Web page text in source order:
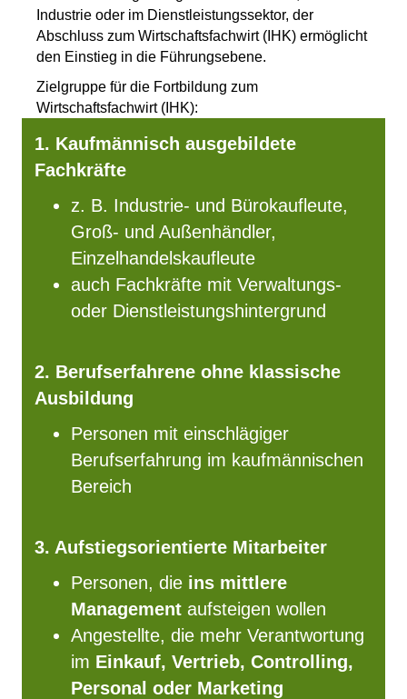
Industrie oder im Dienstleistungssektor, der
Abschluss zum Wirtschaftsfachwirt (IHK) ermöglicht
den Einstieg in die Führungsebene.
Zielgruppe für die Fortbildung zum
Wirtschaftsfachwirt (IHK):
1. Kaufmännisch ausgebildete
Fachkräfte
z. B. Industrie- und Bürokaufleute,
Groß- und Außenhändler,
Einzelhandelskaufleute
auch Fachkräfte mit Verwaltungs-
oder Dienstleistungshintergrund
2. Berufserfahrene ohne klassische
Ausbildung
Personen mit einschlägiger
Berufserfahrung im kaufmännischen
Bereich
3. Aufstiegsorientierte Mitarbeiter
Personen, die ins mittlere
Management aufsteigen wollen
Angestellte, die mehr Verantwortung
im Einkauf, Vertrieb, Controlling,
Personal oder Marketing